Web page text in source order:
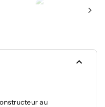
au